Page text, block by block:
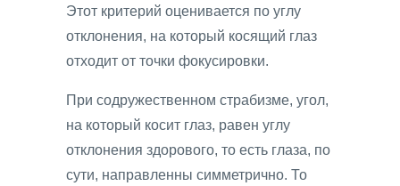
Этот критерий оценивается по углу
отклонения, на который косящий глаз
отходит от точки фокусировки.
При содружественном страбизме, угол,
на который косит глаз, равен углу
отклонения здорового, то есть глаза, по
сути, направленны симметрично. То